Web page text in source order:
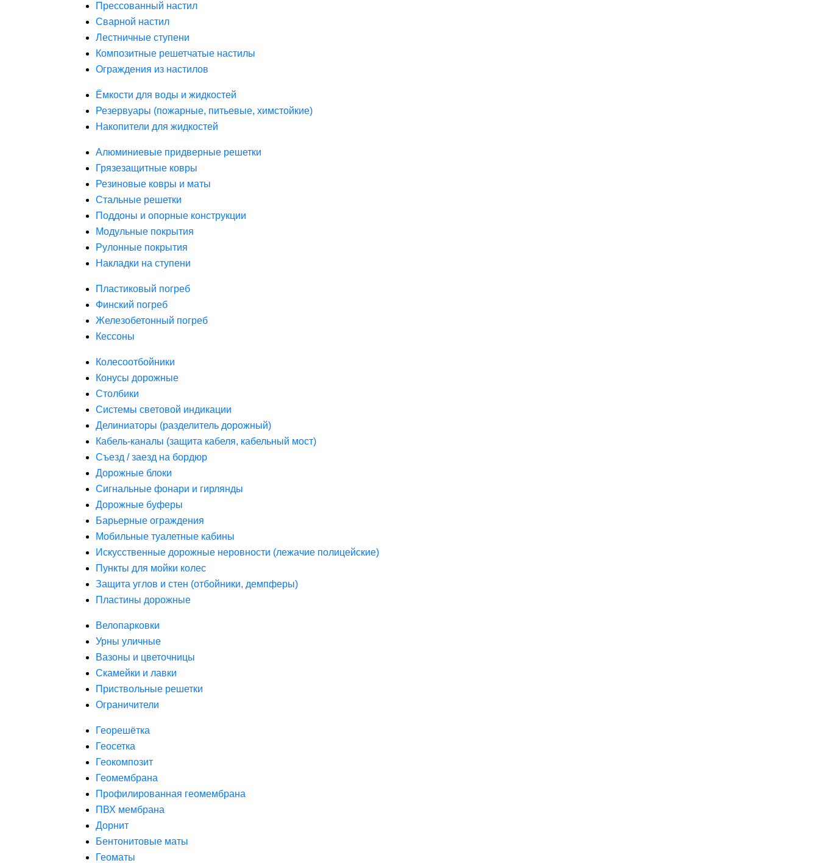
Прессованный настил
Сварной настил
Лестничные ступени
Композитные решетчатые настилы
Ограждения из настилов
Ёмкости для воды и жидкостей
Резервуары (пожарные, питьевые, химстойкие)
Накопители для жидкостей
Алюминиевые придверные решетки
Грязезащитные ковры
Резиновые ковры и маты
Стальные решетки
Поддоны и опорные конструкции
Модульные покрытия
Рулонные покрытия
Накладки на ступени
Пластиковый погреб
Финский погреб
Железобетонный погреб
Кессоны
Колесоотбойники
Конусы дорожные
Столбики
Системы световой индикации
Делиниаторы (разделитель дорожный)
Кабель-каналы (защита кабеля, кабельный мост)
Съезд / заезд на бордюр
Дорожные блоки
Сигнальные фонари и гирлянды
Дорожные буферы
Барьерные ограждения
Мобильные туалетные кабины
Искусственные дорожные неровности (лежачие полицейские)
Пункты для мойки колес
Защита углов и стен (отбойники, демпферы)
Пластины дорожные
Велопарковки
Урны уличные
Вазоны и цветочницы
Скамейки и лавки
Приствольные решетки
Ограничители
Георешётка
Геосетка
Геокомпозит
Геомембрана
Профилированная геомембрана
ПВХ мембрана
Дорнит
Бентонитовые маты
Геоматы